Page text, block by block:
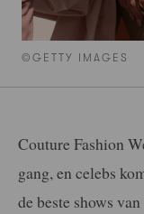
©GETTY IMAGES
Couture Fashion
gang, en celebs
de beste shows